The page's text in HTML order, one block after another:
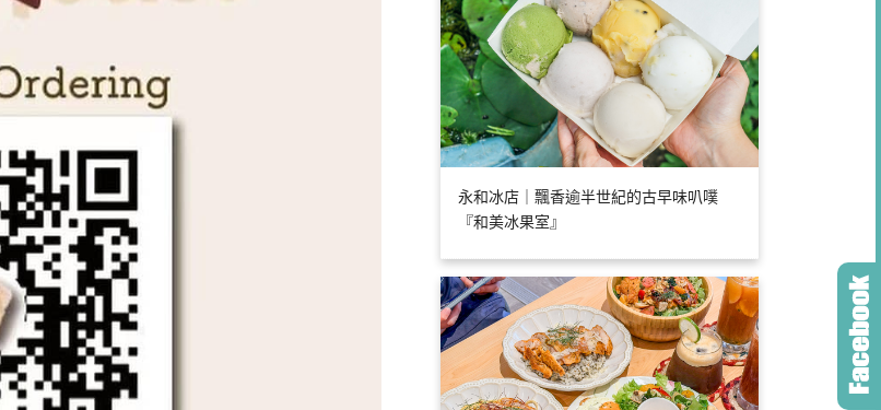
永和冰店｜飄香逾半世紀的古早味叭噗
『和美冰果室』